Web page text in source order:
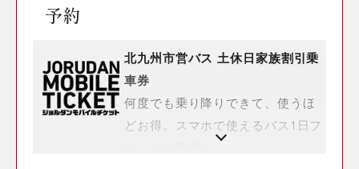
予約
北九州市営バス 土休日家族割引乗
車券
何度でも乗り降りできて、使うほ
どお得。スマホで使えるバス1日フ